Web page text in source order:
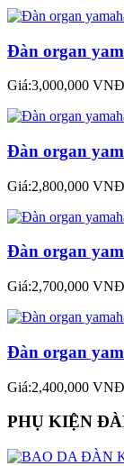
Đàn organ
Giá:3,000,000 VNĐ
Đàn organ
Giá:2,800,000 VNĐ
Đàn organ
Giá:2,700,000 VNĐ
Đàn organ
Giá:2,400,000 VNĐ
PHỤ KIỆN